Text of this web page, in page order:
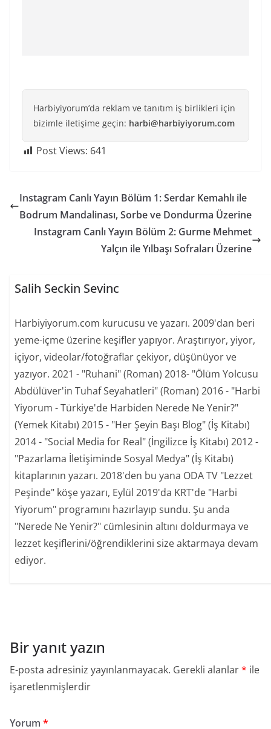
Harbiyiyorum’da reklam ve tanıtım iş birlikleri için
bizimle iletişime geçin: harbi@harbiyiyorum.com
Post Views: 641
Instagram Canlı Yayın Bölüm 1: Serdar Kemahlı ile
Bodrum Mandalinası, Sorbe ve Dondurma Üzerine
Instagram Canlı Yayın Bölüm 2: Gurme Mehmet
Yalçın ile Yılbaşı Sofraları Üzerine
Salih Seckin Sevinc
Harbiyiyorum.com kurucusu ve yazarı. 2009'dan beri
yeme-içme üzerine keşifler yapıyor. Araştırıyor, yiyor,
içiyor, videolar/fotoğraflar çekiyor, düşünüyor ve
yazıyor. 2021 - "Ruhani" (Roman) 2018- "Ölüm Yolcusu
Abdülüver'in Tuhaf Seyahatleri" (Roman) 2016 - "Harbi
Yiyorum - Türkiye'de Harbiden Nerede Ne Yenir?"
(Yemek Kitabı) 2015 - "Her Şeyin Başı Blog" (İş Kitabı)
2014 - "Social Media for Real" (İngilizce İş Kitabı) 2012 -
"Pazarlama İletişiminde Sosyal Medya" (İş Kitabı)
kitaplarının yazarı. 2018'den bu yana ODA TV "Lezzet
Peşinde" köşe yazarı, Eylül 2019'da KRT'de "Harbi
Yiyorum" programını hazırlayıp sundu. Şu anda
"Nerede Ne Yenir?" cümlesinin altını doldurmaya ve
lezzet keşiflerini/öğrendiklerini size aktarmaya devam
ediyor.
Bir yanıt yazın
E-posta adresiniz yayınlanmayacak. Gerekli alanlar* ile
işaretlenmişlerdir
Yorum *